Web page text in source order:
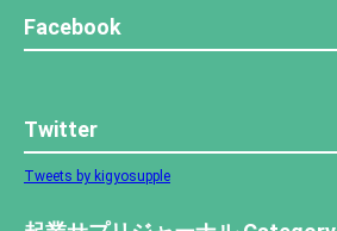
Facebook
Twitter
Tweets by kigyosupple